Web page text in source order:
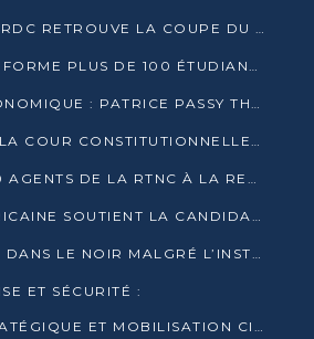
60 ANS APRÈS, LA RDC RETROUVE LA COUPE DU MONDE
CONGO TERMINAL FORME PLUS DE 100 ÉTUDIANTS AUX TECHNIQUES D’EMBAUCHE
INTELLIGENCE ÉCONOMIQUE : PATRICE PASSY THÉORISE UNE STRATÉGIE ADAPTÉE AUX CONTEXTES FRAGMENTÉS
PRÉSIDENTIELLE : LA COUR CONSTITUTIONNELLE CONFIRME LA VICTOIRE DE SASSOU NGUESSO AVEC 94,90 % DES SUFFRAGES
RDC : PLUS DE 500 AGENTS DE LA RTNC À LA RETRAITE, UNE PAGE SE TOURNE
ONU : L’UNION AFRICAINE SOUTIENT LA CANDIDATURE DE MACKY SALL
MADIBOU PLONGÉ DANS LE NOIR MALGRÉ L’INSTALLATION D’UN NOUVEAU TRANSFORMATEUR
ET SÉCURITÉ :
CITOYENNE POUR NOTRE SOUVERAINETÉ NATIONALE